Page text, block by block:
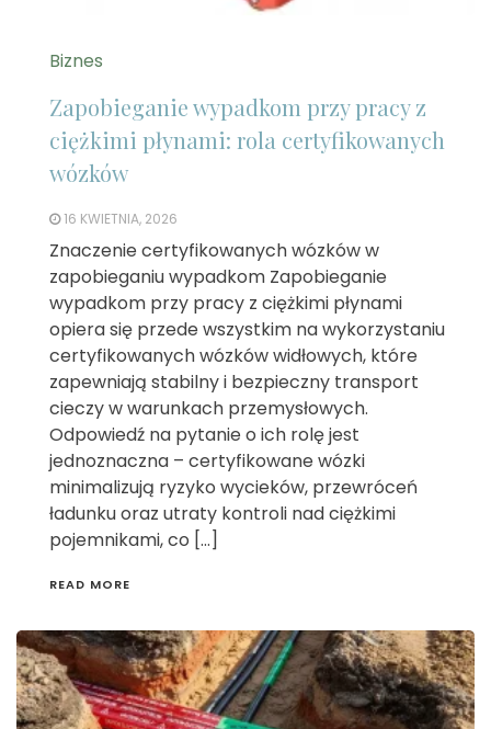
Biznes
Zapobieganie wypadkom przy pracy z
ciężkimi płynami: rola certyfikowanych
wózków
16 KWIETNIA, 2026
Znaczenie certyfikowanych wózków w
zapobieganiu wypadkom Zapobieganie
wypadkom przy pracy z ciężkimi płynami
opiera się przede wszystkim na wykorzystaniu
certyfikowanych wózków widłowych, które
zapewniają stabilny i bezpieczny transport
cieczy w warunkach przemysłowych.
Odpowiedź na pytanie o ich rolę jest
jednoznaczna – certyfikowane wózki
minimalizują ryzyko wycieków, przewróceń
ładunku oraz utraty kontroli nad ciężkimi
pojemnikami, co […]
READ MORE